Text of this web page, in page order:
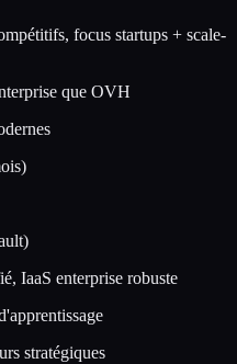
focus startups + scale-
que OVH
IaaS enterprise robuste
stratégiques